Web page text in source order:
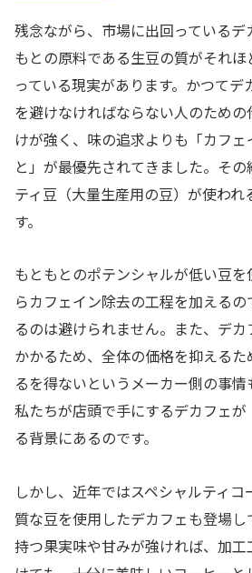
残念ながら、市場に出回っているデ
もとの原料である生豆の質がそれ
っている現実があります。かつて
を避けなければならない人のため
けが強く、味の追求よりも「カフ
と」が最優先されてきました。そ
ティ豆（大量生産用の豆）が使わ
す。
もともとのポテンシャルが低い豆
らカフェイン除去の工程を加える
るのは避けられません。また、デ
かかるため、全体の価格を抑える
るを得ないというメーカー側の事情
私たちが店頭で手にするデカフェ
る背景にあるのです。
しかし、近年ではスペシャルティ
質な豆を使用したデカフェも登場し
持つ果実味や甘みが強ければ、加